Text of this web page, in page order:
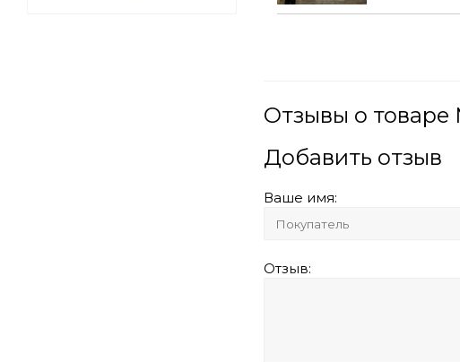
Отзывы о товаре
Добавить отзыв
Ваше имя:
Отзыв: